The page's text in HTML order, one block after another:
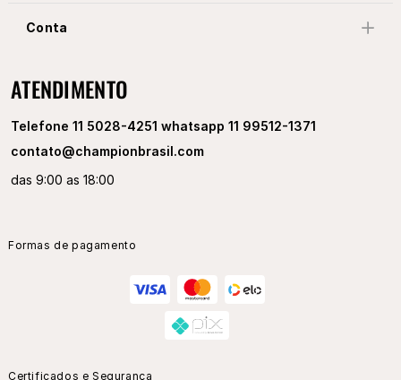
Conta
ATENDIMENTO
Telefone 11 5028-4251 whatsapp 11 99512-1371
contato@championbrasil.com
das 9:00 as 18:00
Formas de pagamento
Certificados e Segurança